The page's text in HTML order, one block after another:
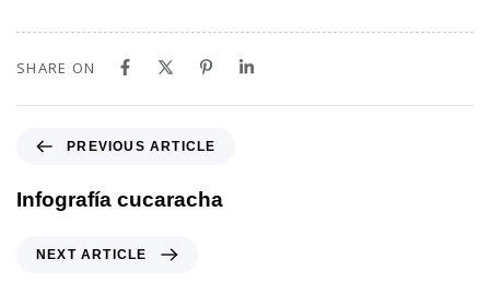
SHARE ON
PREVIOUS ARTICLE
Infografía cucaracha
NEXT ARTICLE